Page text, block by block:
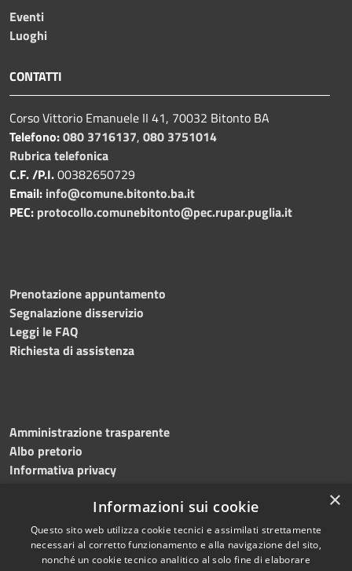
Eventi
Luoghi
CONTATTI
Corso Vittorio Emanuele II 41, 70032 Bitonto BA
Telefono:080 3716137, 080 3751014
Rubrica telefonica
C.F. /P.I.00382650729
Email: info@comune.bitonto.ba.it
PEC: protocollo.comunebitonto@pec.rupar.puglia.it
Prenotazione appuntamento
Segnalazione disservizio
Leggi le FAQ
Richiesta di assistenza
Amministrazione trasparente
Albo pretorio
Informativa privacy
Dichiarazione di accessibilità Meccanismo di feedback ×
Informazioni sui cookie
Questo sito web utilizza cookie tecnici e assimilati strettamente
necessari al corretto funzionamento e alla navigazione del sito,
nonché un cookie tecnico analitico al solo fine di elaborare